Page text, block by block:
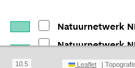
Natuurnetwerk
Natuurnetwerk
Natuurnetwerk
Leaflet |
10.5